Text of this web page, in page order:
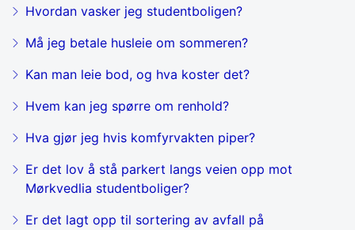
Hvordan vasker jeg studentboligen?
Må jeg betale husleie om sommeren?
Kan man leie bod, og hva koster det?
Hvem kan jeg spørre om renhold?
Hva gjør jeg hvis komfyrvakten piper?
Er det lov å stå parkert langs veien opp mot
Mørkvedlia studentboliger?
Er det lagt opp til sortering av avfall på